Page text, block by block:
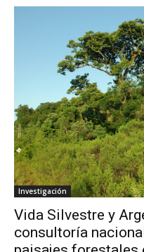
Investigación
Vida Silvestre y
consultoría